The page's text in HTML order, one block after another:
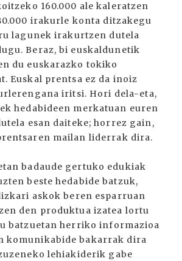
160.000 ale kaleratzen
irakurle konta ditzakegu
lagunek irakurtzen dutela
Beraz, bi euskaldunetik
du euskarazko tokiko
Euskal prentsa ez da inoiz
iritsi. Hori dela-eta,
hedabideen merkatuan euren
esan daiteke; horrez gain,
mailan liderrak dira.
badaude gertuko edukiak
beste hedabide batzuk,
askok beren esparruan
den produktua izatea lortu
batzuetan herriko informazioa
komunikabide bakarrak dira
lehiakiderik gabe